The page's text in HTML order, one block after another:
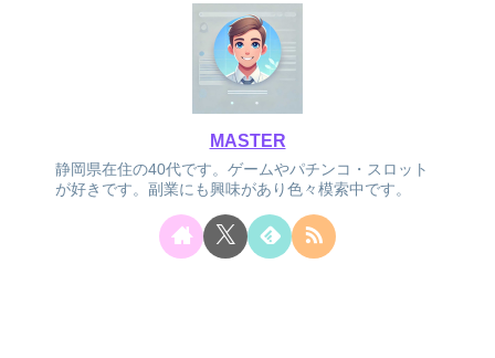
MASTER
静岡県在住の40代です。ゲームやパチンコ・スロット
が好きです。副業にも興味があり色々模索中です。